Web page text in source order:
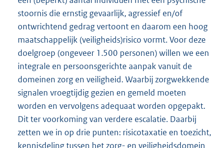
stoornis die ernstig gevaarlijk, agressief en/of
ontwrichtend gedrag vertoont en daarom een hoog
maatschappelijk (veiligheids)risico vormt. Voor deze
doelgroep (ongeveer 1.500 personen) willen we een
integrale en persoonsgerichte aanpak vanuit de
domeinen zorg en veiligheid. Waarbij zorgwekkende
signalen vroegtijdig gezien en gemeld moeten
worden en vervolgens adequaat worden opgepakt.
Dit ter voorkoming van verdere escalatie. Daarbij
zetten we in op drie punten: risicotaxatie en toezicht,
kennisdeling tussen het zorg- en veiligheidsdomein